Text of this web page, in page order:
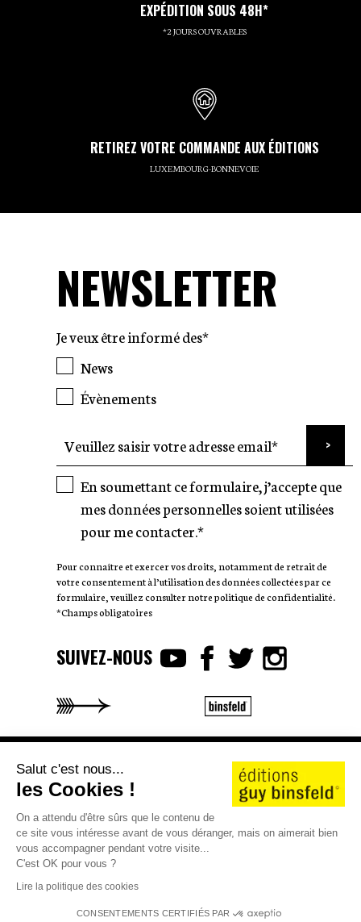
EXPÉDITION SOUS 48H*
*2 JOURS OUVRABLES
RETIREZ VOTRE COMMANDE AUX ÉDITIONS
LUXEMBOURG-BONNEVOIE
NEWSLETTER
Je veux être informé des*
News
Évènements
En soumettant ce formulaire, j’accepte que
mes données personnelles soient utilisées
pour me contacter.*
Pour connaître et exercer vos droits, notamment de retrait de
votre consentement à l’utilisation des données collectées par ce
formulaire, veuillez consulter notre politique de confidentialité.
*Champs obligatoires
SUIVEZ-NOUS
WE LOVE STORIES
CATALOGUE 25/26
JOBS SHOP
©2026 éditions guy binsfeld
CGV
Mentions légales
Politique de confidentialité
Politique de cookies
Salut c'est nous...
les Cookies !
On a attendu d'être sûrs que le contenu de
ce site vous intéresse avant de vous déranger, mais on aimerait bien
vous accompagner pendant votre visite...
C'est OK pour vous ?
Lire la politique des cookies
CONSENTEMENTS CERTIFIÉS PAR